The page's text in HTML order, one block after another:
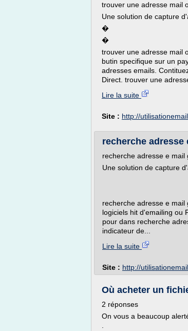
trouver une adresse mail
Une solution de capture
�
�
trouver une adresse mail
butin specifique sur un
adresses emails.
Direct. trouver une
Lire la suite
Site : http://
recherche
recherche adresse e mail
Une solution de capture
recherche adresse e mail
logiciels hit d'emailing ou
pour dans recherche
indicateur de...
Lire la suite
Site : http://
Où acheter un
2 réponses
On vous a beaucoup